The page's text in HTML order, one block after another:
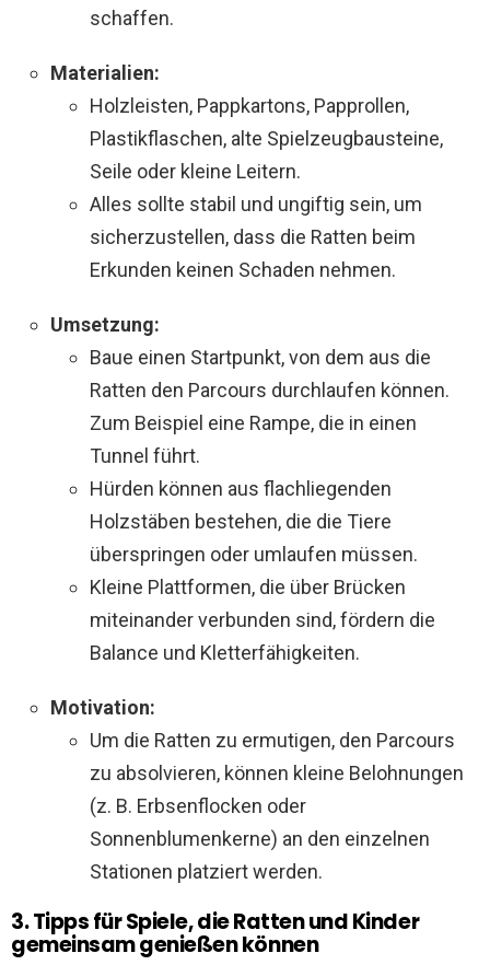
schaffen.
Materialien:
Holzleisten, Pappkartons, Papprollen,
Plastikflaschen, alte Spielzeugbausteine,
Seile oder kleine Leitern.
Alles sollte stabil und ungiftig sein, um
sicherzustellen, dass die Ratten beim
Erkunden keinen Schaden nehmen.
Umsetzung:
Baue einen Startpunkt, von dem aus die
Ratten den Parcours durchlaufen können.
Zum Beispiel eine Rampe, die in einen
Tunnel führt.
Hürden können aus flachliegenden
Holzstäben bestehen, die die Tiere
überspringen oder umlaufen müssen.
Kleine Plattformen, die über Brücken
miteinander verbunden sind, fördern die
Balance und Kletterfähigkeiten.
Motivation:
Um die Ratten zu ermutigen, den Parcours
zu absolvieren, können kleine Belohnungen
(z. B. Erbsenflocken oder
Sonnenblumenkerne) an den einzelnen
Stationen platziert werden.
3. Tipps für Spiele, die Ratten und Kinder
gemeinsam genießen können